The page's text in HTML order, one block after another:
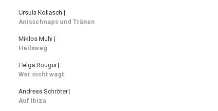
Ursula Kollasch |
Anisschnaps und Tränen
Miklos Muhi |
Heilsweg
Helga Rougui |
Wer nicht wagt
Andreas Schröter |
Auf Ibiza